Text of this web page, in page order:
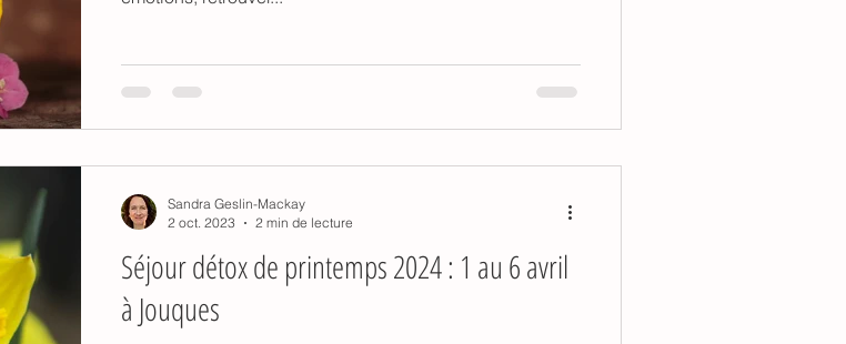
Séjour détox de printemps 2024 : 1 au 6 avril
à Jouques
Sandra Geslin-Mackay
2 oct. 2023
2 min de lecture